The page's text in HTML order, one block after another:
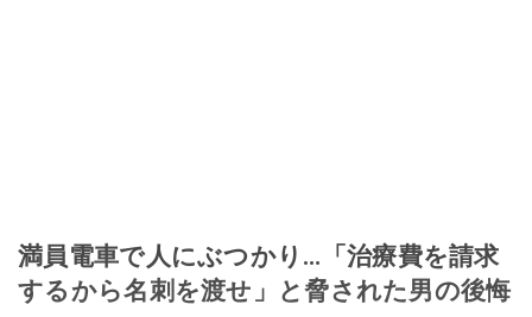
満員電車で人にぶつかり…「治療費を請求
するから名刺を渡せ」と脅された男の後悔